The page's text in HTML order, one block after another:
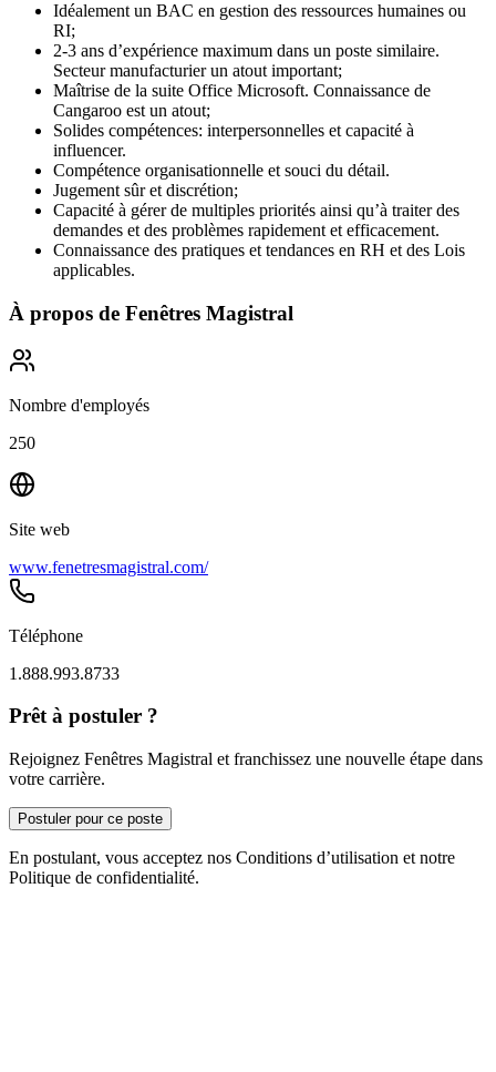
Idéalement un BAC en gestion des ressources humaines ou
RI;
2-3 ans d’expérience maximum dans un poste similaire.
Secteur manufacturier un atout important;
Maîtrise de la suite Office Microsoft. Connaissance de
Cangaroo est un atout;
Solides compétences: interpersonnelles et capacité à
influencer.
Compétence organisationnelle et souci du détail.
Jugement sûr et discrétion;
Capacité à gérer de multiples priorités ainsi qu’à traiter des
demandes et des problèmes rapidement et efficacement.
Connaissance des pratiques et tendances en RH et des Lois
applicables.
À propos de Fenêtres Magistral
Nombre d'employés
250
Site web
www.fenetresmagistral.com/
Téléphone
1.888.993.8733
Prêt à postuler ?
Rejoignez Fenêtres Magistral et franchissez une nouvelle étape dans
votre carrière.
Postuler pour ce poste
En postulant, vous acceptez nos Conditions d’utilisation et notre
Politique de confidentialité.